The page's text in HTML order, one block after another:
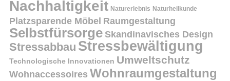
Nachhaltigkeit Naturerlebnis Naturheilkunde
Platzsparende Möbel Raumgestaltung
Selbstfürsorge Skandinavisches Design
Stressabbau Stressbewältigung
Technologische Innovationen Umweltschutz
Wohnaccessoires Wohnraumgestaltung